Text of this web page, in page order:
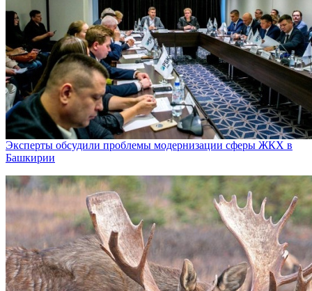
Эксперты обсудили проблемы модернизации сферы ЖКХ в
Башкирии